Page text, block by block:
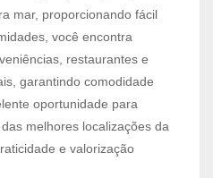
mar, proporcionando fácil
você encontra
restaurantes e
garantindo comodidade
oportunidade para
melhores localizações da
e valorização